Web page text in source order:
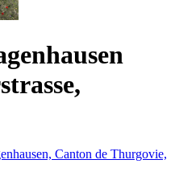
Canton de Thurgovie,